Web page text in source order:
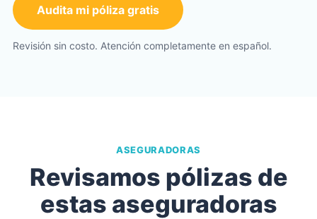
Audita mi póliza gratis
Revisión sin costo. Atención completamente en español.
ASEGURADORAS
Revisamos pólizas de
estas aseguradoras